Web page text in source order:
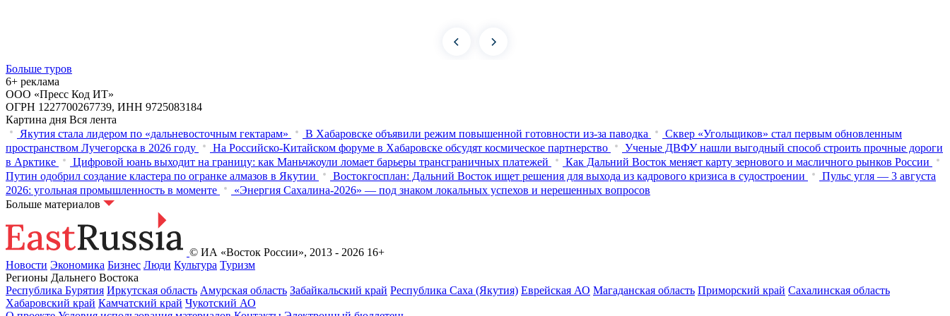
Больше туров
6+ реклама
ООО «Пресс Код ИТ»
ОГРН 1227700267739, ИНН 9725083184
Картина дня Вся лента
Якутия стала лидером по «дальневосточным гектарам»
В Хабаровске объявили режим повышенной готовности из‑за паводка
Сквер «Угольщиков» стал первым обновленным
пространством Лучегорска в 2026 году
На Российско-Китайском форуме в Хабаровске обсудят космическое партнерство
Ученые ДВФУ нашли выгодный способ строить прочные дороги
в Арктике
Цифровой юань выходит на границу: как Маньчжоули ломает барьеры трансграничных платежей
Как Дальний Восток меняет карту зернового и масличного рынков России
Путин одобрил создание кластера по огранке алмазов в Якутии
Востокгосплан: Дальний Восток ищет решения для выхода из кадрового кризиса в судостроении
Пульс угля — 3 августа
2026: угольная промышленность в моменте
«Энергия Сахалина-2026» — под знаком локальных успехов и нерешенных вопросов
Больше материалов
© ИА «Восток России», 2013 - 2026 16+
Новости Экономика Бизнес Люди Культура Туризм
Регионы Дальнего Востока
Республика Бурятия Иркутская область Амурская область Забайкальский край Республика Саха (Якутия) Еврейская АО Магаданская область Приморский край Сахалинская область
Хабаровский край Камчатский край Чукотский АО